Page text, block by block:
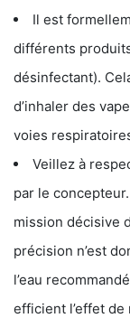
Il est
différents
désinfectant).
d’inhaler des
voies
Veillez à
par le
mission décisive
précision n’est
l’eau
efficient l’effet de